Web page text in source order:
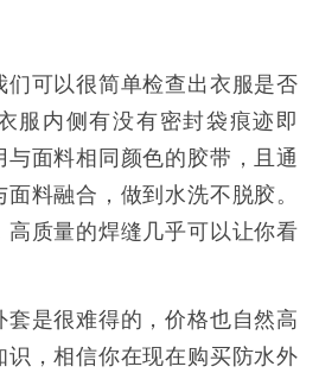
可以很简单检查出衣服是否
服内侧有没有密封袋痕迹即
面料相同颜色的胶带，且通
料融合，做到水洗不脱胶。
高质量的焊缝几乎可以让你看
是很难得的，价格也自然高
识，相信你在现在购买防水外